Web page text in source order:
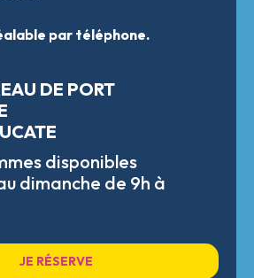
par téléphone.
DE PORT
disponibles
dimanche de 9h à
JE RÉSERVE